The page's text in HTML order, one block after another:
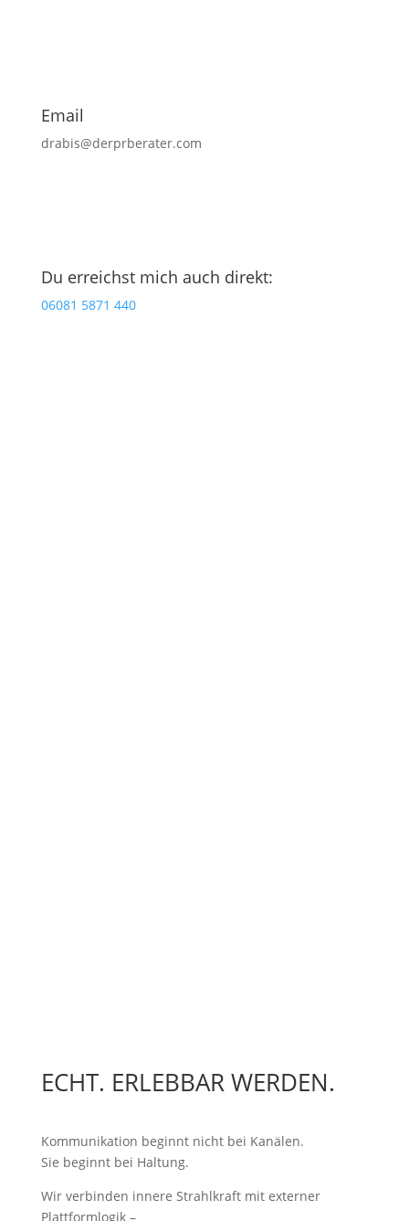
Email
drabis@derprberater.com
Du erreichst mich auch direkt:
06081 5871 440
ECHT. ERLEBBAR WERDEN.
Kommunikation beginnt nicht bei Kanälen.
Sie beginnt bei Haltung.
Wir verbinden innere Strahlkraft mit externer
Plattformlogik –